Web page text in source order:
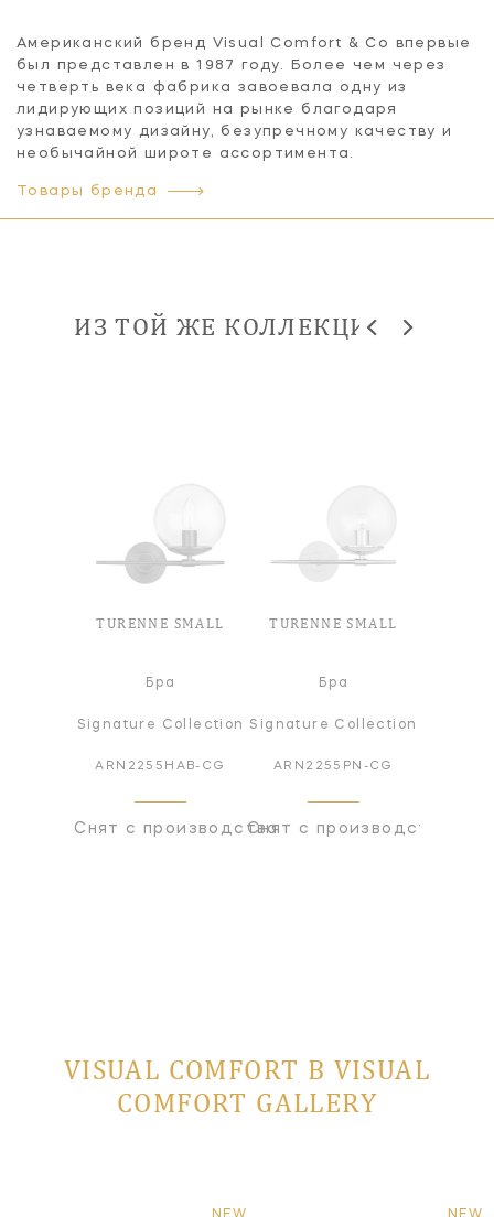
Американский бренд Visual Comfort & Co впервые
был представлен в 1987 году. Более чем через
четверть века фабрика завоевала одну из
лидирующих позиций на рынке благодаря
узнаваемому дизайну, безупречному качеству и
необычайной широте ассортимента.
Товары бренда
ИЗ ТОЙ ЖЕ КОЛЛЕКЦИИ
TURENNE SMALL
Бра
Signature Collection
ARN2255HAB-CG
Снят с производства
TURENNE SMALL
Бра
Signature Collection
ARN2255PN-CG
Снят с производства
VISUAL COMFORT В VISUAL
COMFORT GALLERY
NEW NEW